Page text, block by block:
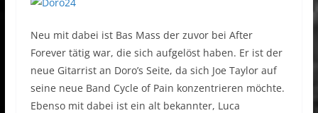
Neu mit dabei ist Bas Mass der zuvor bei After
Forever tätig war, die sich aufgelöst haben. Er ist der
neue Gitarrist an Doro’s Seite, da sich Joe Taylor auf
seine neue Band Cycle of Pain konzentrieren möchte.
Ebenso mit dabei ist ein alt bekannter, Luca